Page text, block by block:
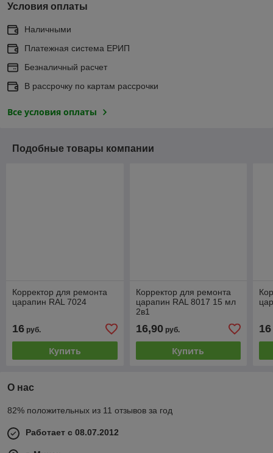
Условия оплаты
Наличными
Платежная система ЕРИП
Безналичный расчет
В рассрочку по картам рассрочки
Все условия оплаты
Подобные товары компании
Корректор для ремонта
царапин RAL 7024
16 руб.
Купить
Корректор для ремонта
царапин RAL 8017 15 мл
2в1
16,90руб.
Купить
16
О нас
82% положительных из 11 отзывов за год
Работает с 08.07.2012